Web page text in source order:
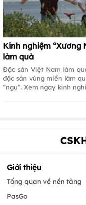
Kinh nghiệm “Xương
làm quà
Đặc sản Việt Nam làm
đặc sản vùng miền làm
“ngu”. Xem ngay kinh
Giới thiệu
Tổng quan về nền tảng
PasGo